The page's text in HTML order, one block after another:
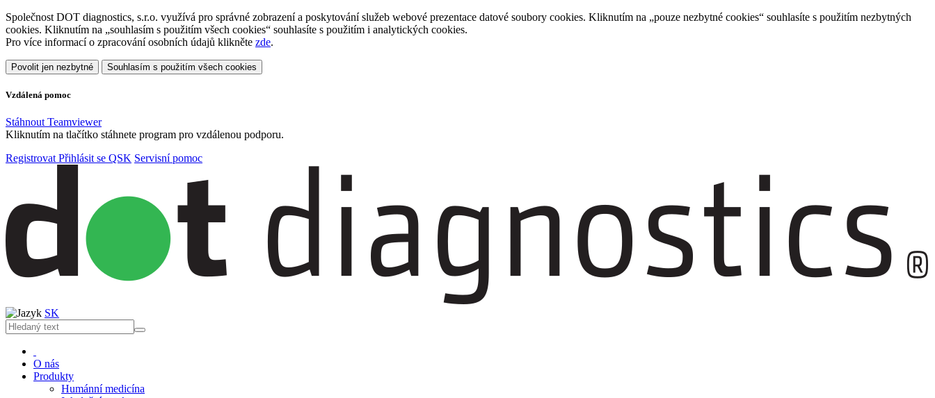
Společnost DOT diagnostics, s.r.o. využívá pro správné zobrazení a poskytování služeb webové prezentace datové soubory cookies. Kliknutím na „pouze nezbytné cookies“ souhlasíte s použitím nezbytných
cookies. Kliknutím na „souhlasím s použitím všech cookies“ souhlasíte s použitím i analytických cookies.
Pro více informací o zpracování osobních údajů klikněte zde.
Povolit jen nezbytné Souhlasím s použitím všech cookies
Vzdálená pomoc
Stáhnout Teamviewer
Kliknutím na tlačítko stáhnete program pro vzdálenou podporu.
Registrovat Přihlásit se QSK Servisní pomoc
SK
O nás
Produkty
Humánní medicína